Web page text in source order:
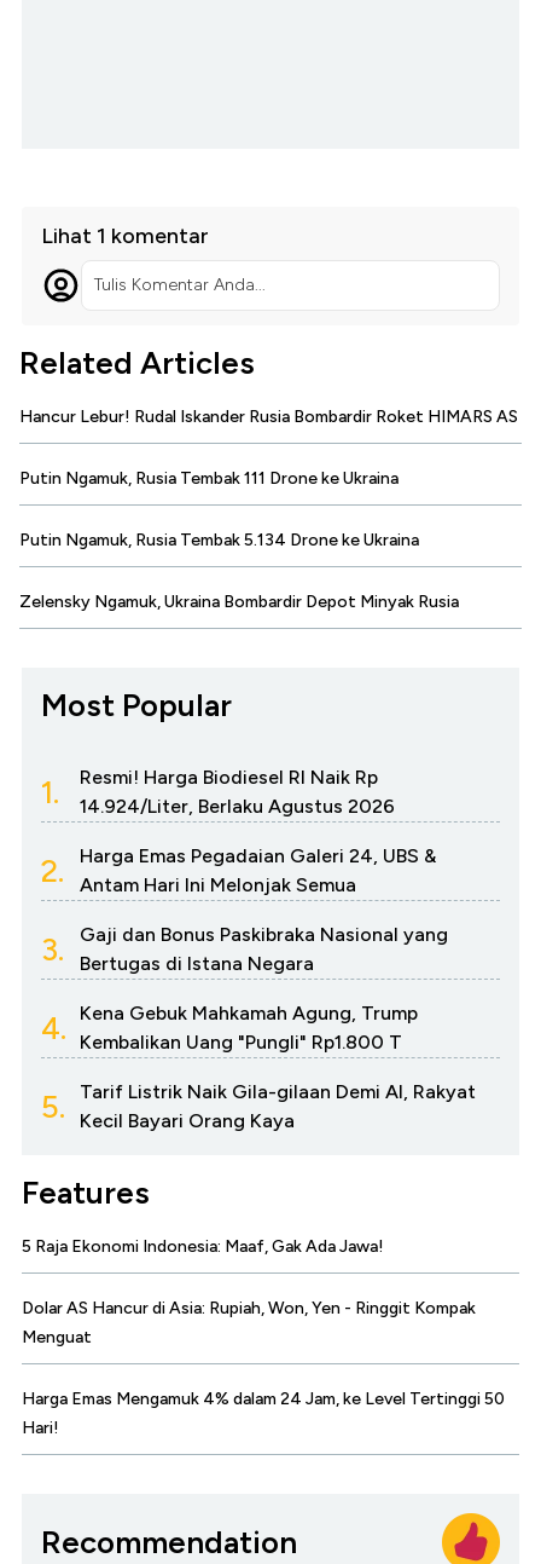
Lihat 1 komentar
Tulis Komentar Anda...
Related Articles
Hancur Lebur! Rudal Iskander Rusia Bombardir Roket HIMARS AS
Putin Ngamuk, Rusia Tembak 111 Drone ke Ukraina
Putin Ngamuk, Rusia Tembak 5.134 Drone ke Ukraina
Zelensky Ngamuk, Ukraina Bombardir Depot Minyak Rusia
Most Popular
1.
Resmi! Harga Biodiesel RI Naik Rp
14.924/Liter, Berlaku Agustus 2026
2.
Harga Emas Pegadaian Galeri 24, UBS &
Antam Hari Ini Melonjak Semua
3.
Gaji dan Bonus Paskibraka Nasional yang
Bertugas di Istana Negara
4.
Kena Gebuk Mahkamah Agung, Trump
Kembalikan Uang "Pungli" Rp1.800 T
5.
Tarif Listrik Naik Gila-gilaan Demi AI, Rakyat
Kecil Bayari Orang Kaya
Features
5 Raja Ekonomi Indonesia: Maaf, Gak Ada Jawa!
Dolar AS Hancur di Asia: Rupiah, Won, Yen - Ringgit Kompak
Menguat
Harga Emas Mengamuk 4% dalam 24 Jam, ke Level Tertinggi 50
Hari!
Recommendation